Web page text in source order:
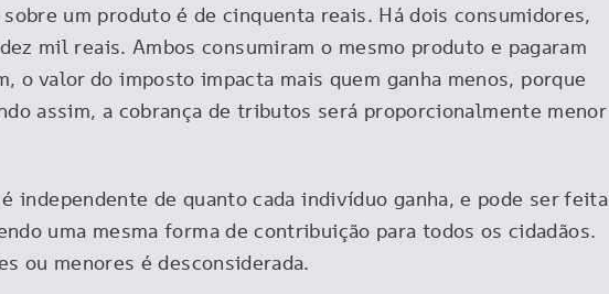
um produto é de cinquenta reais. Há dois consumidores,
mil reais. Ambos consumiram o mesmo produto e pagaram
o valor do imposto impacta mais quem ganha menos, porque
assim, a cobrança de tributos será proporcionalmente menor
independente de quanto cada indivíduo ganha, e pode ser feita
uma mesma forma de contribuição para todos os cidadãos.
ou menores é desconsiderada.